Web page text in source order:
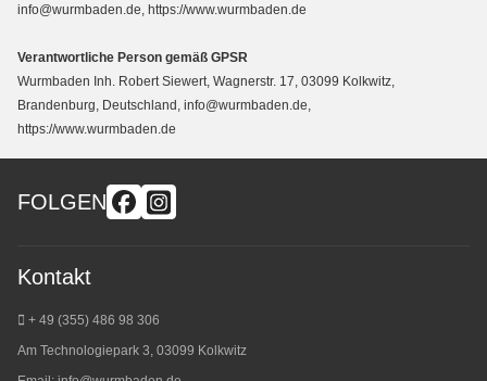
info@wurmbaden.de, https://www.wurmbaden.de
Verantwortliche Person gemäß GPSR
Wurmbaden Inh. Robert Siewert, Wagnerstr. 17, 03099 Kolkwitz,
Brandenburg, Deutschland, info@wurmbaden.de,
https://www.wurmbaden.de
FOLGEN
Kontakt
+ 49 (355) 486 98 306
Am Technologiepark 3, 03099 Kolkwitz